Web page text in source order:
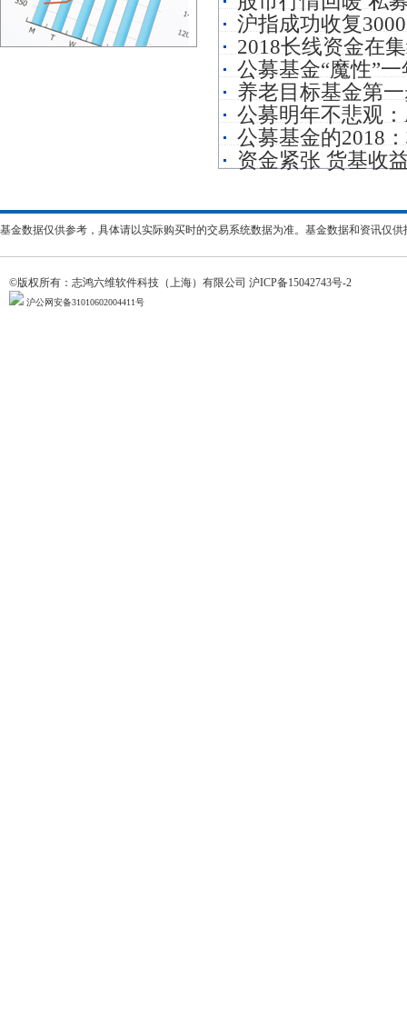
沪指成功收复
2018长线资金在
公募基金“魔性”
养老目标基金第
公募明年不悲观
公募基金的2018
资金紧张 货基收
基金数据仅供参考，具体请以实际购买时的交易系统数据为准。基金数据和资讯仅
©版权所有：志鸿六维软件科技（上海）有限公司 沪ICP备15042743号-2
沪公网安备31010602004411号